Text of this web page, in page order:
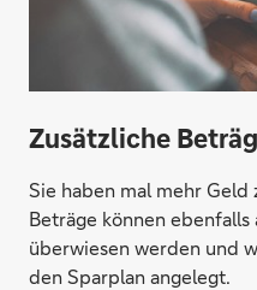
Zusätzliche
Sie haben mal mehr Geld
Beträge können
überwiesen werden und
den Sparplan angelegt.